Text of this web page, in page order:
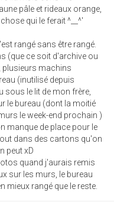
pâle et rideaux orange,
qui le ferait ^__^'
rangé sans être rangé.
(que ce soit d'archive ou
plusieurs machins
(inutilisé depuis
sous le lit de mon frère,
le bureau (dont la moitié
le week-end prochain )
manque de place pour le
dans des cartons qu'on
peut xD
quand j'aurais remis
sur les murs, le bureau
mieux rangé que le reste.